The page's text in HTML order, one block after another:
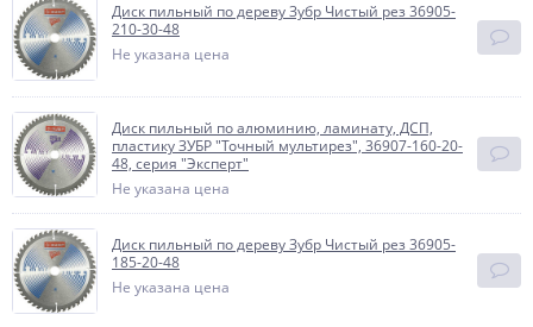
Диск пильный по дереву Зубр Чистый рез 36905-
210-30-48
Не указана цена
Диск пильный по алюминию, ламинату, ДСП,
пластику ЗУБР "Точный мультирез", 36907-160-20-
48, серия "Эксперт"
Не указана цена
Диск пильный по дереву Зубр Чистый рез 36905-
185-20-48
Не указана цена